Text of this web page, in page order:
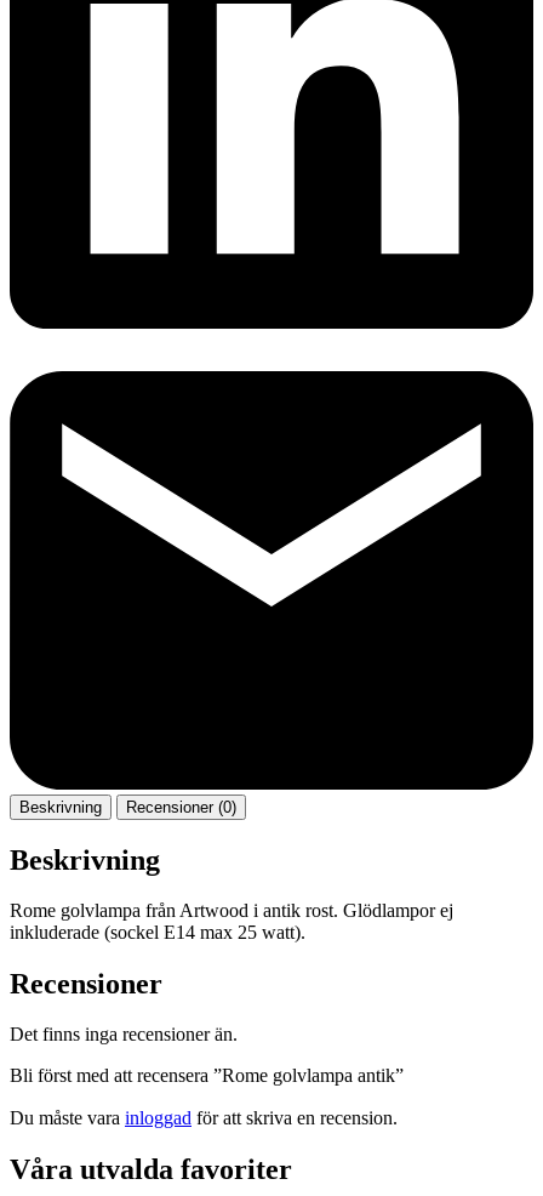
Beskrivning Recensioner (0)
Beskrivning
Rome golvlampa från Artwood i antik rost. Glödlampor ej
inkluderade (sockel E14 max 25 watt).
Recensioner
Det finns inga recensioner än.
Bli först med att recensera ”Rome golvlampa antik”
Du måste vara inloggad för att skriva en recension.
Våra utvalda favoriter